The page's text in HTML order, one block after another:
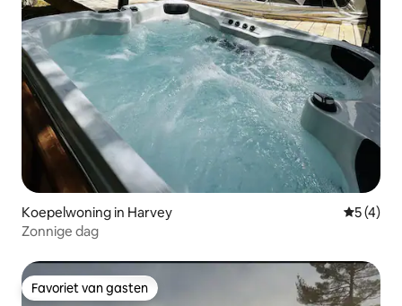
Koepelwoning in Harvey
5 (4)
Zonnige dag
Favoriet van gasten
Favoriet van gasten